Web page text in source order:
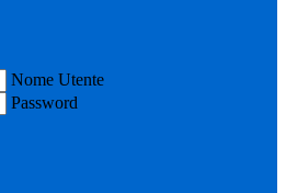
Nome Utente
Password